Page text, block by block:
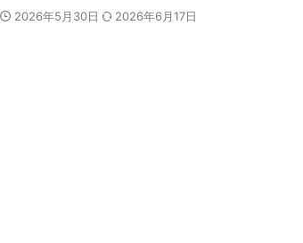
2026年5月30日 2026年6月17日